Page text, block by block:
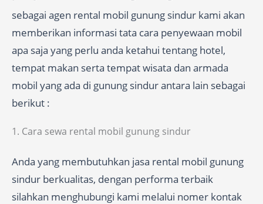
sebagai agen rental mobil gunung sindur kami akan
memberikan informasi tata cara penyewaan mobil
apa saja yang perlu anda ketahui tentang hotel,
tempat makan serta tempat wisata dan armada
mobil yang ada di gunung sindur antara lain sebagai
berikut :
1. Cara sewa rental mobil gunung sindur
Anda yang membutuhkan jasa rental mobil gunung
sindur berkualitas, dengan performa terbaik
silahkan menghubungi kami melalui nomer kontak